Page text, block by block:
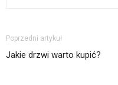
Poprzedni artykuł
Jakie drzwi warto kupić?